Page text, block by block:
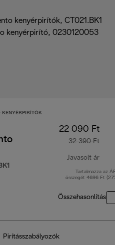
KENYÉRPIRÍTÓK
22 090 Ft
32 390 Ft
Javasolt ár
Tartalmazza az
összegét 4696 Ft
Összehasonlítás
Pirításszabályozók